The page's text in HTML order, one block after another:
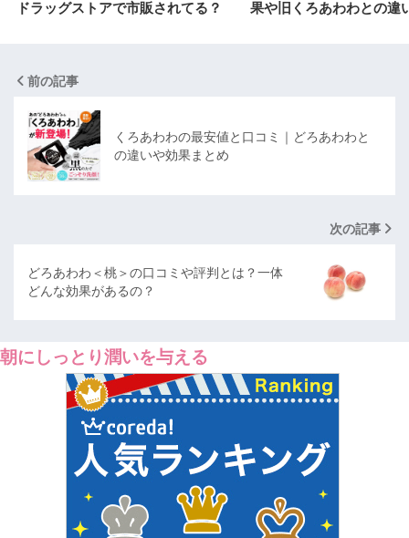
ドラッグストアで市販されてる？
果や旧くろあわわとの違
前の記事
くろあわわの最安値と口コミ｜どろあわわと
の違いや効果まとめ
次の記事
どろあわわ＜桃＞の口コミや評判とは？一体
どんな効果があるの？
朝にしっとり潤いを与える